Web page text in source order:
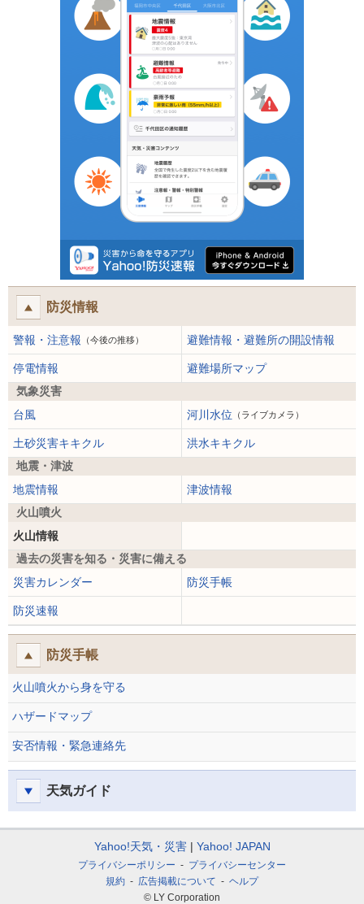
防災情報
警報・注意報 （今後の推移） 避難情報・避難所の開設情報
停電情報
避難場所マップ
気象災害
台風
河川水位 （ライブカメラ）
土砂災害キキクル
洪水キキクル
地震・津波
地震情報
津波情報
火山噴火
火山情報
過去の災害を知る・災害に備える
災害カレンダー
防災手帳
防災速報
防災手帳
火山噴火から身を守る
ハザードマップ
安否情報・緊急連絡先
天気ガイド
Yahoo!天気・災害 Yahoo! JAPAN
プライバシーポリシー
プライバシーセンター
規約
広告掲載について
ヘルプ
© LY Corporation